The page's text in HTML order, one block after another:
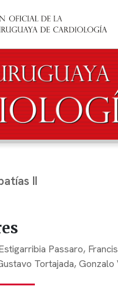
II
Passaro,
Tortajada,Gonzalo